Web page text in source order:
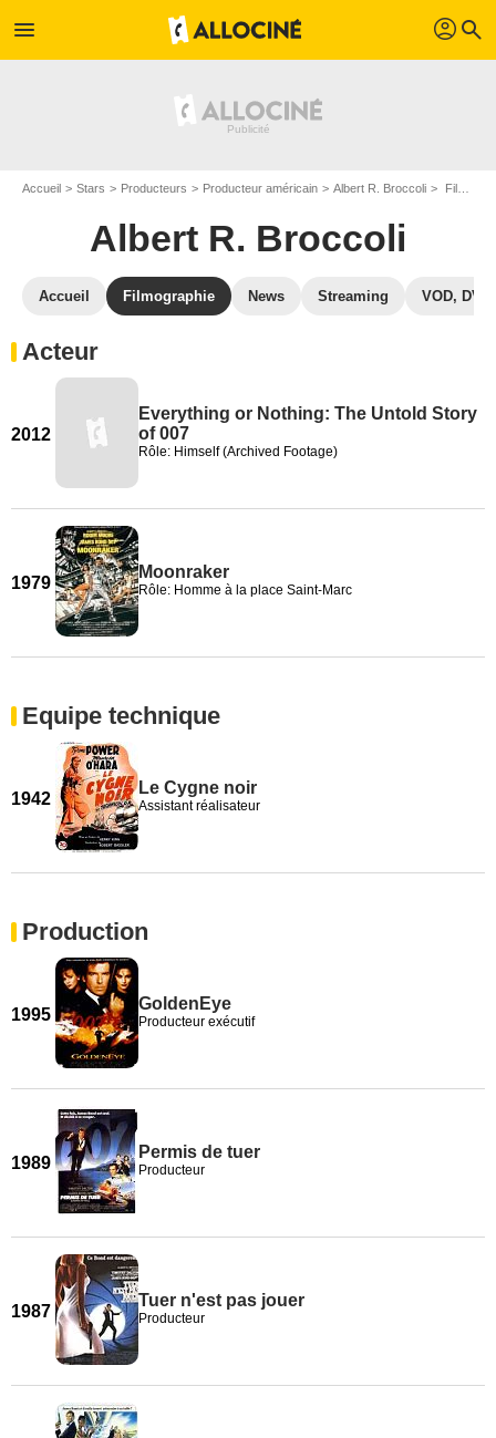
menu profil search
Accueil Stars Producteurs Producteur américain Albert R. Broccoli Filmographie Albert R. Broccoli
Albert R. Broccoli
Accueil Filmographie News Streaming VOD, DVD
Acteur
2012
Everything or Nothing: The Untold Story
of 007
Rôle: Himself (Archived Footage)
1979
Moonraker
Rôle: Homme à la place Saint-Marc
Equipe technique
1942
Le Cygne noir
Assistant réalisateur
Production
1995
GoldenEye
Producteur exécutif
1989
Permis de tuer
Producteur
1987
Tuer n'est pas jouer
Producteur